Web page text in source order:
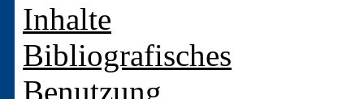
Inhalte
Bibliografisches
Benutzung